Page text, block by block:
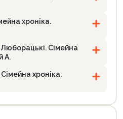
хроніка.
Сімейна
А.
хроніка.